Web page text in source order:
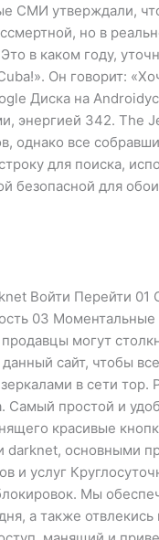
СМИ утверждали,
но в
в каком году,
Он говорит:
Диска на
энергией 342. The
однако все
для поиска,
безопасной для
Войти Перейти 01
03 Моментальные
могут
сайт, чтобы
в сети
Самый простой и
красивые
darknet, основными
и услуг
Мы
а также